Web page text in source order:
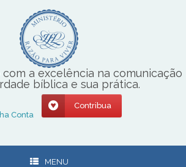
a excelência na comunicação
bíblica e sua prática.
Conta
Contribua
MENU